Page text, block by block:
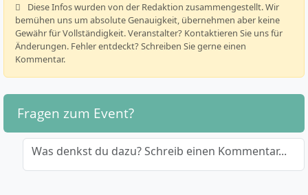
️ Diese Infos wurden von der Redaktion zusammengestellt. Wir
bemühen uns um absolute Genauigkeit, übernehmen aber keine
Gewähr für Vollständigkeit. Veranstalter? Kontaktieren Sie uns für
Änderungen. Fehler entdeckt? Schreiben Sie gerne einen
Kommentar.
Fragen zum Event?
Was denkst du dazu? Schreib einen Kommentar...